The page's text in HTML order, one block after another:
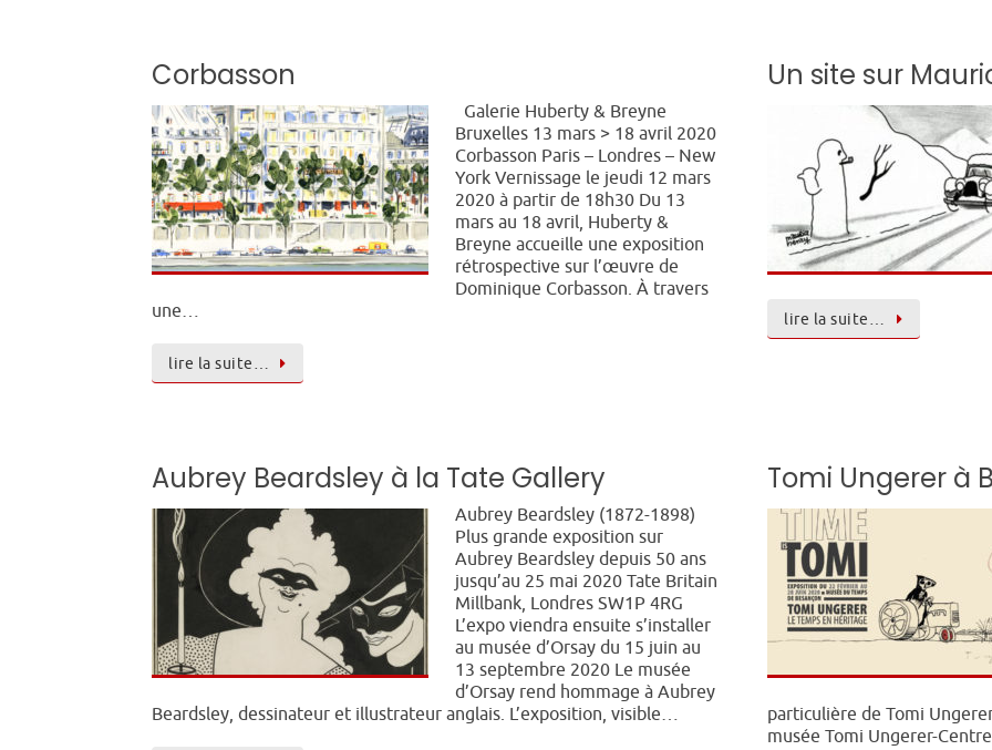
Corbasson
Galerie Huberty & Breyne
Bruxelles 13 mars > 18 avril 2020
Corbasson Paris – Londres – New
York Vernissage le jeudi 12 mars
2020 à partir de 18h30 Du 13
mars au 18 avril, Huberty &
Breyne accueille une exposition
rétrospective sur l’œuvre de
Dominique Corbasson. À travers
une…
lire la suite…
Un site sur
lire la suite…
Aubrey Beardsley à la Tate Gallery
Aubrey Beardsley (1872-1898)
Plus grande exposition sur
Aubrey Beardsley depuis 50 ans
jusqu’au 25 mai 2020 Tate Britain
Millbank, Londres SW1P 4RG
L’expo viendra ensuite s’installer
au musée d’Orsay du 15 juin au
13 septembre 2020 Le musée
d’Orsay rend hommage à Aubrey
Beardsley, dessinateur et illustrateur anglais. L’exposition, visible…
Tomi Ungerer à
particulière de Tomi
musée Tomi Ungerer-